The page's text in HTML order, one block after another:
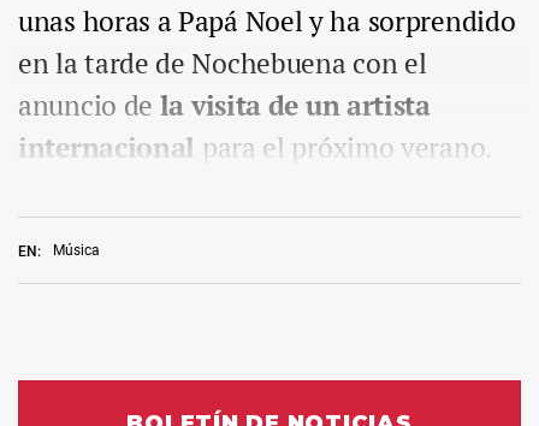
EN: Música
unas horas a Papá Noel y ha sorprendido
en la tarde de Nochebuena con el
anuncio de la visita de un artista
internacional para el próximo verano.